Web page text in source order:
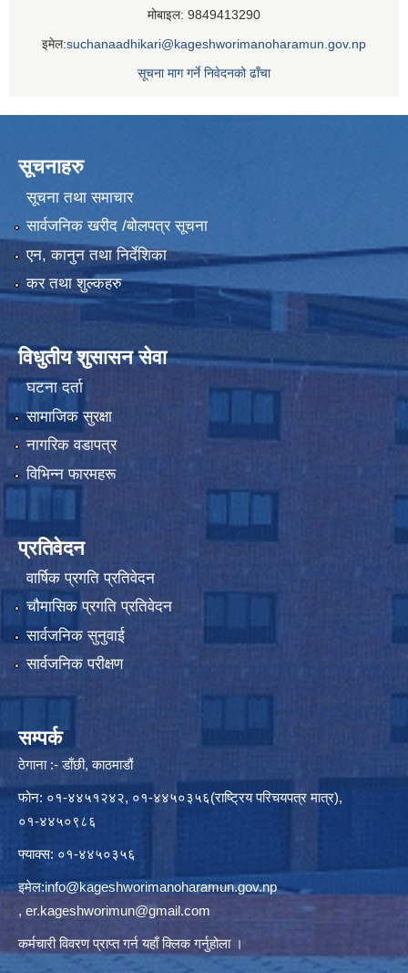
मोबाइल: 9849413290
इमेल:suchanaadhikari@kageshworimanoharamun.gov.np
सूचना माग गर्ने निवेदनको ढाँचा
सूचनाहरु
सूचना तथा समाचार
सार्वजनिक खरीद /बोलपत्र सूचना
एन, कानुन तथा निर्देशिका
कर तथा शुल्कहरु
विधुतीय शुसासन सेवा
घटना दर्ता
सामाजिक सुरक्षा
नागरिक वडापत्र
विभिन्न फारमहरू
प्रतिवेदन
वार्षिक प्रगति प्रतिवेदन
चौमासिक प्रगति प्रतिवेदन
सार्वजनिक सुनुवाई
सार्वजनिक परीक्षण
सम्पर्क
ठेगाना :- डाँछी, काठमाडौं
फोन: ०१-४४५१२४२, ०१-४४५०३५६(राष्ट्रिय परिचयपत्र मात्र),
०१-४४५०९८६
फ्याक्स: ०१-४४५०३५६
इमेल:info@kageshworimanoharamun.gov.np
, er.kageshworimun@gmail.com
कर्मचारी विवरण प्राप्त गर्नयहाँ क्लिकगर्नुहोला ।